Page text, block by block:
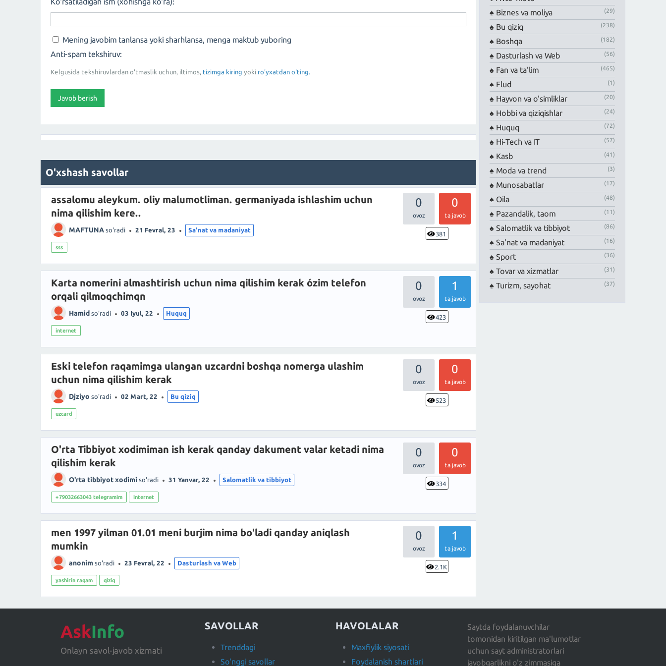
Mening javobim tanlansa yoki sharhlansa, menga maktub yuboring
Anti-spam tekshiruv:
Kelgusida tekshiruvlardan o'tmaslik uchun, iltimos, tizimga kiring yoki ro'yxatdan o'ting.
O'xshash savollar
0 0
ta javob
381
assalomu aleykum. oliy malumotliman. germaniyada ishlashim uchun
nima qilishim kere..
MAFTUNA so'radi 21 Fevral, 23 Sa'nat va madaniyat
sss
0 1
ta javob
423
Karta nomerini almashtirish uchun nima qilishim kerak ózim telefon
orqali qilmoqchimqn
Hamid so'radi 03 Iyul, 22 Huquq
internet
0 0
ta javob
523
Eski telefon raqamimga ulangan uzcardni boshqa nomerga ulashim
uchun nima qilishim kerak
Djziyo so'radi 02 Mart, 22 Bu qiziq
uzcard
0 0
ta javob
334
O'rta Tibbiyot xodimiman ish kerak qanday dakument valar ketadi nima
qilishim kerak
O'rta tibbiyot xodimi so'radi 31 Yanvar, 22 Salomatlik va tibbiyot
+79032663043 telegramim internet
0 1
ta javob
2.1K
men 1997 yilman 01.01 meni burjim nima bo'ladi qanday aniqlash
mumkin
anonim so'radi 23 Fevral, 22 Dasturlash va Web
yashirin raqam qiziq
Biznes va moliya (29)
Bu qiziq (238)
Boshqa (182)
Dasturlash va Web (56)
Fan va ta'lim (465)
Flud (1)
Hayvon va o'simliklar (20)
Hobbi va qiziqishlar (24)
Huquq (72)
Hi-Tech va IT (57)
Kasb (41)
Moda va trend (3)
Munosabatlar (17)
Oila (48)
Pazandalik, taom (11)
Salomatlik va tibbiyot (86)
Sa'nat va madaniyat (16)
Sport (36)
Tovar va xizmatlar (31)
Turizm, sayohat (37)
AskInfo
Onlayn savol-javob xizmati
SAVOLLAR
Trenddagi
So'nggi savollar
HAVOLALAR
Maxfiylik siyosati
Foydalanish shartlari
Saytda foydalanuvchilar
tomonidan kiritilgan ma'lumotlar
uchun sayt administratorlari
javobgarlikni o'z zimmasiga